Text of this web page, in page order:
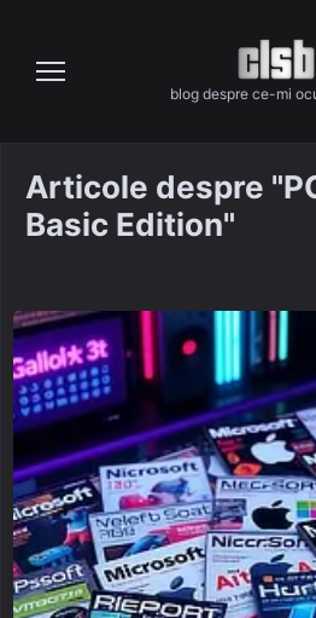
content
blog despre ce-mi
Articole despre
Basic Edition"